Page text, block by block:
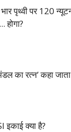
पृथ्वी पर 120
का रत्न’ कहा
इकाई क्या है?